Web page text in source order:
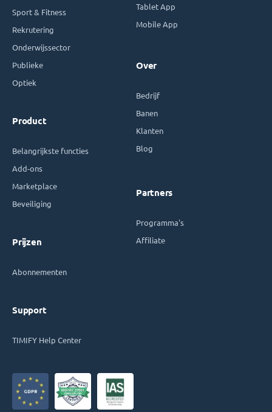
Sport & Fitness
Rekrutering
Onderwijssector
Publieke
Optiek
Product
Belangrijkste functies
Add-ons
Marketplace
Beveiliging
Prijzen
Abonnementen
Support
TIMIFY Help Center
Tablet App
Mobile App
Over
Bedrijf
Banen
Klanten
Blog
Partners
Programma's
Affiliate